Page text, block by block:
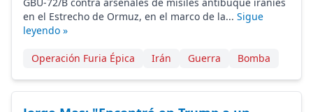
en el Estrecho de Ormuz, en el marco de la... Sigue
leyendo »
Operación Furia Épica Irán Guerra Bomba